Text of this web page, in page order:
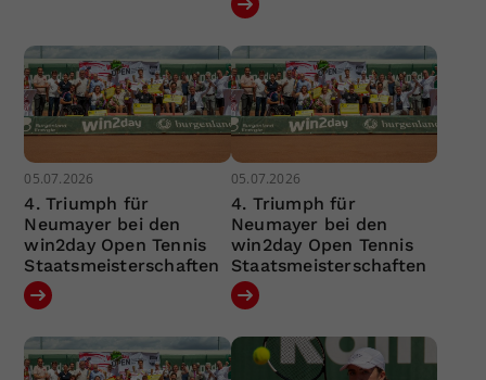
05.07.2026
4. Triumph für
Neumayer bei den
win2day Open Tennis
Staatsmeisterschaften
05.07.2026
4. Triumph für
Neumayer bei den
win2day Open Tennis
Staatsmeisterschaften